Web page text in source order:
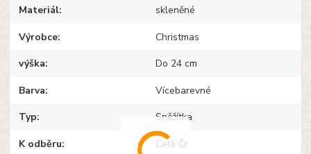
Materiál skleněné
Výrobce Christmas
výška Do 24 cm
Barva Vícebarevné
Typ Sněžítka
K odběru Celá Čr